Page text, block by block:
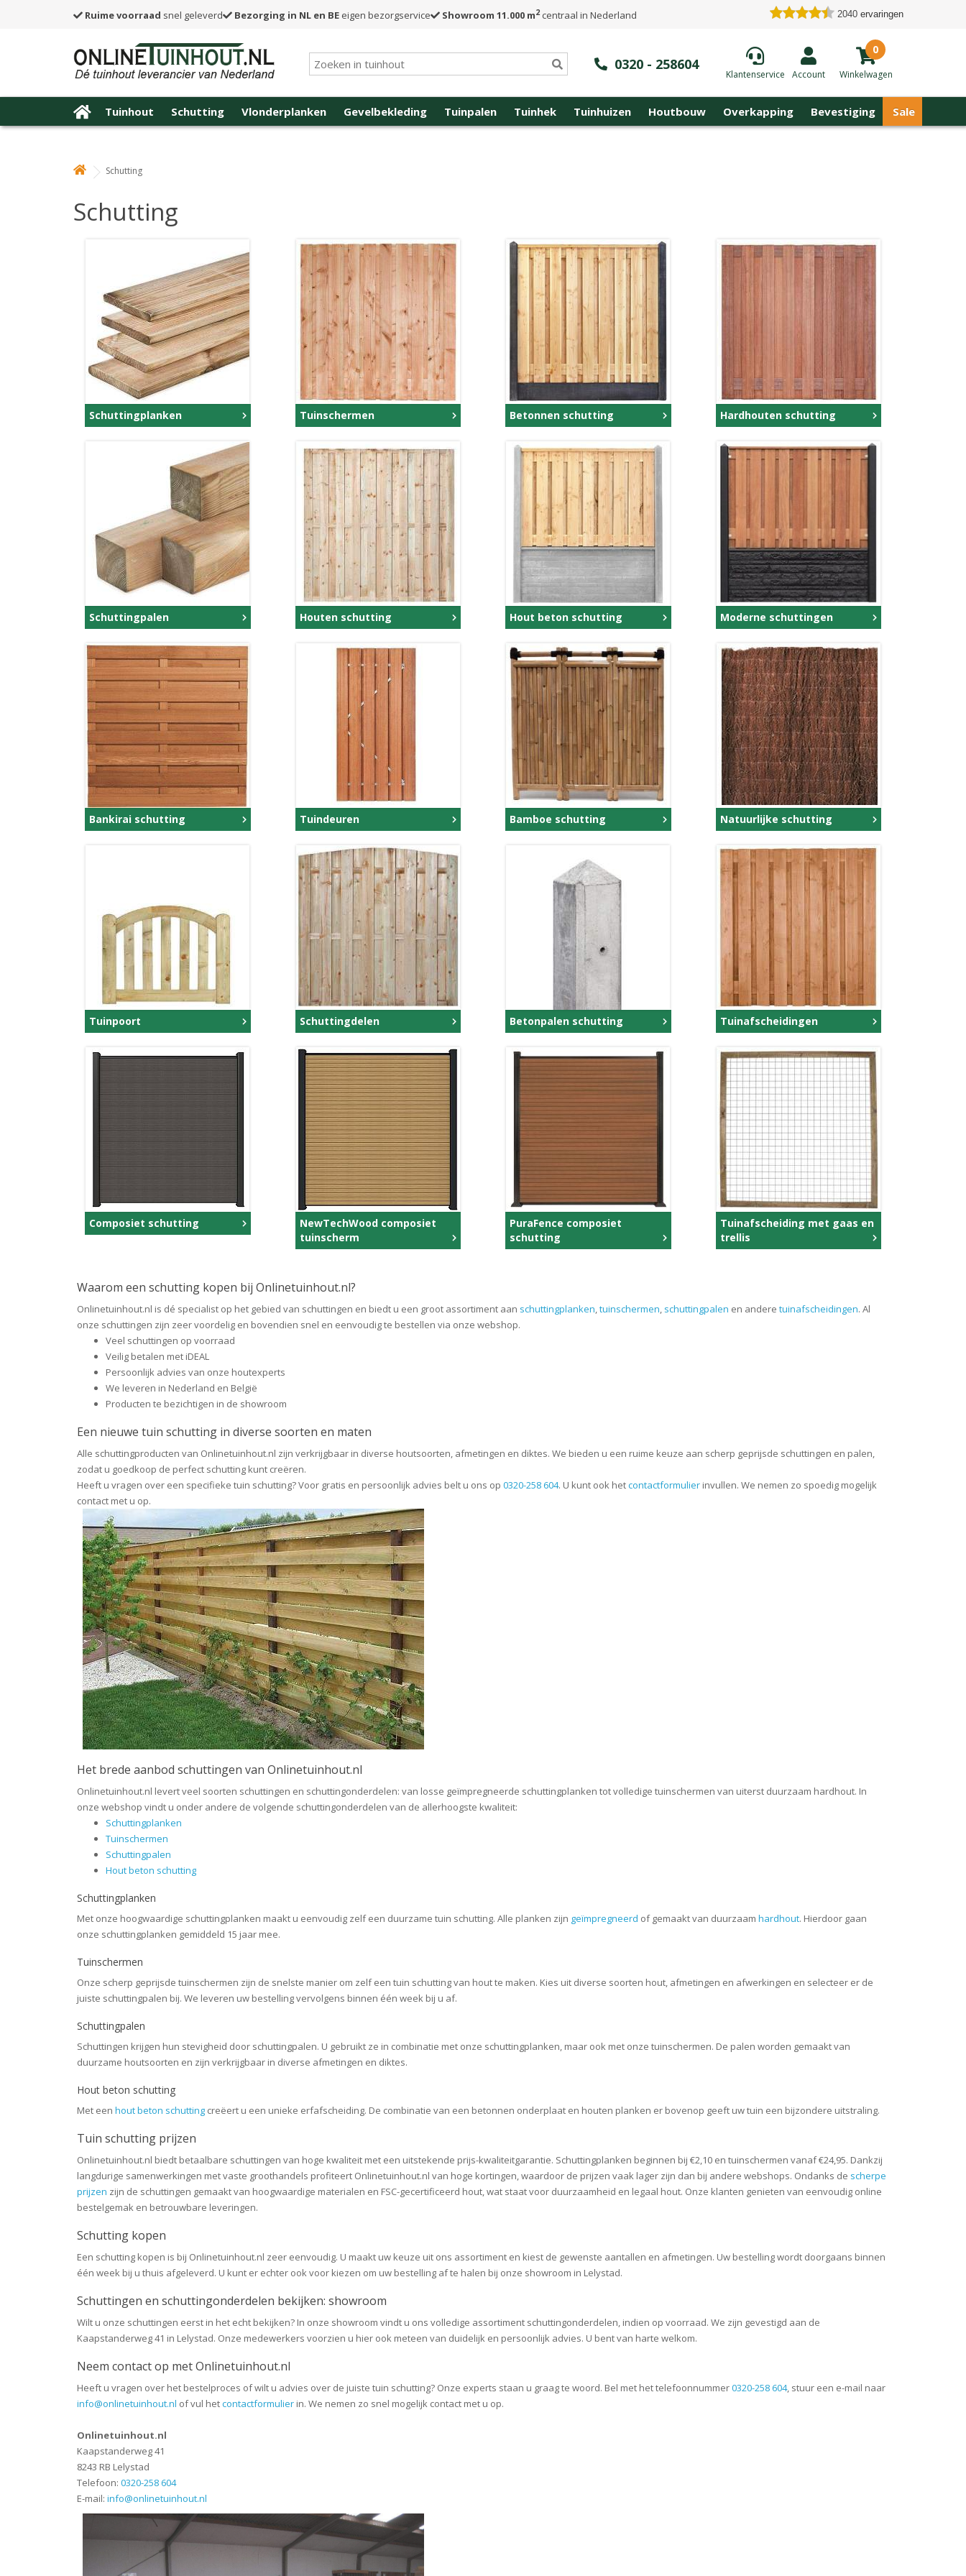
Ruime voorraad snel geleverd Bezorging in NL en BE eigen bezorgservice Showroom 11.000 m2centraal in Nederland 2040 ervaringen
0320 - 258604
Klantenservice Account
0
Winkelwagen
Tuinhout Schutting Vlonderplanken Gevelbekleding Tuinpalen Tuinhek Tuinhuizen Houtbouw Overkapping Bevestiging Sale
Schutting
Schutting
Schuttingplanken Tuinschermen Betonnen schutting Hardhouten schutting
Schuttingpalen Houten schutting Hout beton schutting Moderne schuttingen
Bankirai schutting Tuindeuren Bamboe schutting Natuurlijke schutting
Tuinpoort Schuttingdelen Betonpalen schutting Tuinafscheidingen
Composiet schutting
NewTechWood composiet
tuinscherm
PuraFence composiet
schutting
Tuinafscheiding met gaas en
trellis
Waarom een schutting kopen bij Onlinetuinhout.nl?
Onlinetuinhout.nl is dé specialist op het gebied van schuttingen en biedt u een groot assortiment aan schuttingplanken,tuinschermen, schuttingpalen en andere tuinafscheidingen. Al
onze schuttingen zijn zeer voordelig en bovendien snel en eenvoudig te bestellen via onze webshop.
Veel schuttingen op voorraad
Veilig betalen met iDEAL
Persoonlijk advies van onze houtexperts
We leveren in Nederland en België
Producten te bezichtigen in de showroom
Een nieuwe tuin schutting in diverse soorten en maten
Alle schuttingproducten van Onlinetuinhout.nl zijn verkrijgbaar in diverse houtsoorten, afmetingen en diktes. We bieden u een ruime keuze aan scherp geprijsde schuttingen en palen,
zodat u goedkoop de perfect schutting kunt creëren.
Heeft u vragen over een specifieke tuin schutting? Voor gratis en persoonlijk advies belt u ons op 0320-258 604. U kunt ook hetcontactformulier invullen. We nemen zo spoedig mogelijk
contact met u op.
Het brede aanbod schuttingen van Onlinetuinhout.nl
Onlinetuinhout.nl levert veel soorten schuttingen en schuttingonderdelen: van losse geïmpregneerde schuttingplanken tot volledige tuinschermen van uiterst duurzaam hardhout. In
onze webshop vindt u onder andere de volgende schuttingonderdelen van de allerhoogste kwaliteit:
Schuttingplanken
Tuinschermen
Schuttingpalen
Hout beton schutting
Schuttingplanken
Met onze hoogwaardige schuttingplanken maakt u eenvoudig zelf een duurzame tuin schutting. Alle planken zijn geïmpregneerd of gemaakt van duurzaam hardhout. Hierdoor gaan
onze schuttingplanken gemiddeld 15 jaar mee.
Tuinschermen
Onze scherp geprijsde tuinschermen zijn de snelste manier om zelf een tuin schutting van hout te maken. Kies uit diverse soorten hout, afmetingen en afwerkingen en selecteer er de
juiste schuttingpalen bij. We leveren uw bestelling vervolgens binnen één week bij u af.
Schuttingpalen
Schuttingen krijgen hun stevigheid door schuttingpalen. U gebruikt ze in combinatie met onze schuttingplanken, maar ook met onze tuinschermen. De palen worden gemaakt van
duurzame houtsoorten en zijn verkrijgbaar in diverse afmetingen en diktes.
Hout beton schutting
Met een hout beton schutting creëert u een unieke erfafscheiding. De combinatie van een betonnen onderplaat en houten planken er bovenop geeft uw tuin een bijzondere uitstraling.
Tuin schutting prijzen
Onlinetuinhout.nl biedt betaalbare schuttingen van hoge kwaliteit met een uitstekende prijs-kwaliteitgarantie. Schuttingplanken beginnen bij €2,10 en tuinschermen vanaf €24,95. Dankzij
langdurige samenwerkingen met vaste groothandels profiteert Onlinetuinhout.nl van hoge kortingen, waardoor de prijzen vaak lager zijn dan bij andere webshops. Ondanks de scherpe
prijzen zijn de schuttingen gemaakt van hoogwaardige materialen en FSC-gecertificeerd hout, wat staat voor duurzaamheid en legaal hout. Onze klanten genieten van eenvoudig online
bestelgemak en betrouwbare leveringen.
Schutting kopen
Een schutting kopen is bij Onlinetuinhout.nl zeer eenvoudig. U maakt uw keuze uit ons assortiment en kiest de gewenste aantallen en afmetingen. Uw bestelling wordt doorgaans binnen
één week bij u thuis afgeleverd. U kunt er echter ook voor kiezen om uw bestelling af te halen bij onze showroom in Lelystad.
Schuttingen en schuttingonderdelen bekijken: showroom
Wilt u onze schuttingen eerst in het echt bekijken? In onze showroom vindt u ons volledige assortiment schuttingonderdelen, indien op voorraad. We zijn gevestigd aan de
Kaapstanderweg 41 in Lelystad. Onze medewerkers voorzien u hier ook meteen van duidelijk en persoonlijk advies. U bent van harte welkom.
Neem contact op met Onlinetuinhout.nl
Heeft u vragen over het bestelproces of wilt u advies over de juiste tuin schutting? Onze experts staan u graag te woord. Bel met het telefoonnummer0320-258 604, stuur een e-mail naar
info@onlinetuinhout.nl of vul hetcontactformulier in. We nemen zo snel mogelijk contact met u op.
Onlinetuinhout.nl
Kaapstanderweg 41
8243 RB Lelystad
Telefoon: 0320-258 604
E-mail: info@onlinetuinhout.nl